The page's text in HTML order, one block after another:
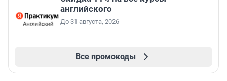
английского
До 31 августа, 2026
Все промокоды